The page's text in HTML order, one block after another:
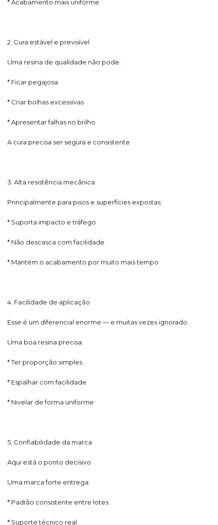
* Acabamento mais uniforme
2. Cura estável e previsível
Uma resina de qualidade não pode:
* Ficar pegajosa
* Criar bolhas excessivas
* Apresentar falhas no brilho
A cura precisa ser segura e consistente.
3. Alta resistência mecânica
Principalmente para pisos e superfícies expostas:
* Suporta impacto e tráfego
* Não descasca com facilidade
* Mantém o acabamento por muito mais tempo
4. Facilidade de aplicação
Esse é um diferencial enorme — e muitas vezes ignorado.
Uma boa resina precisa:
* Ter proporção simples
* Espalhar com facilidade
* Nivelar de forma uniforme
5. Confiabilidade da marca
Aqui está o ponto decisivo.
Uma marca forte entrega:
* Padrão consistente entre lotes
* Suporte técnico real